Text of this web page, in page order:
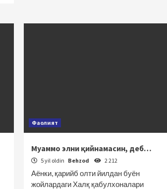
Фаолият
Муаммо элни қийнамасин, деб…
5 yil oldin Behzod 2 212
Аёнки, қарийб олти йилдан буён
жойлардаги Халқ қабулхоналари